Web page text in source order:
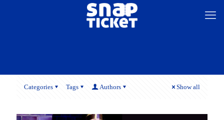
Categories Tags Authors Show all